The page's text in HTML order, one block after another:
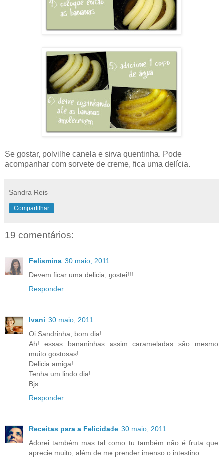
Se gostar, polvilhe canela e sirva quentinha. Pode
acompanhar com sorvete de creme, fica uma delícia.
Sandra Reis
Compartilhar
19 comentários:
Felismina 30 maio, 2011
Devem ficar uma delicia, gostei!!!
Responder
Ivani 30 maio, 2011
Oi Sandrinha, bom dia!
Ah! essas bananinhas assim carameladas são mesmo
muito gostosas!
Delicia amiga!
Tenha um lindo dia!
Bjs
Responder
Receitas para a Felicidade 30 maio, 2011
Adorei também mas tal como tu também não é fruta que
aprecie muito, além de me prender imenso o intestino.